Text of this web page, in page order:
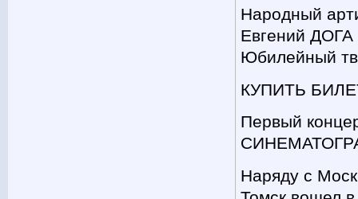
Народный
Евгений ДОГА
Юбилейный
КУПИТЬ
Первый
Наряду с